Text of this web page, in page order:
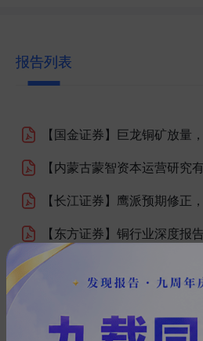
报告列表
【国金证券】 巨龙铜矿放量
【内蒙古蒙智资本运营研究
【长江证券】 鹰派预期修正
【东方证券】 铜行业深度报
【东吴证券】 深耕动力电池
【上海财经大学全球南方财